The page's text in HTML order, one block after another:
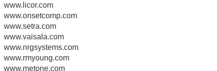
www.licor.com
www.onsetcomp.com
www.setra.com
www.vaisala.com
www.nrgsystems.com
www.rmyoung.com
www.metone.com